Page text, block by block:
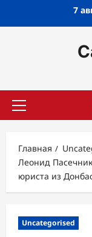
7
Основное
Главная
Леонид
юриста из
Uncategorised